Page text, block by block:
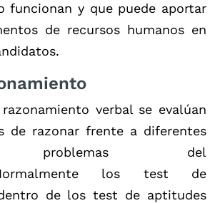
funcionan y que puede aportar
de recursos humanos en
verbal se evalúan
de razonar frente a diferentes
problemas del
los test de
de los test de aptitudes